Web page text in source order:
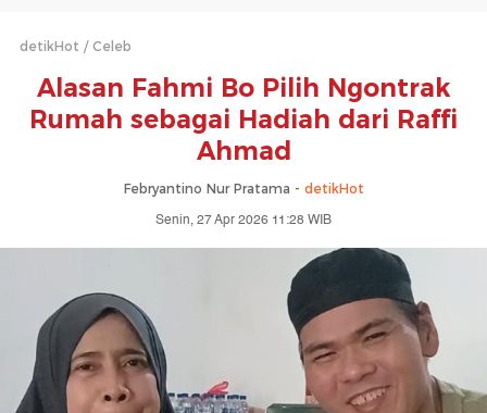
detikHot Celeb
Alasan Fahmi Bo Pilih Ngontrak
Rumah sebagai Hadiah dari Raffi
Ahmad
Febryantino Nur Pratama - detikHot
Senin, 27 Apr 2026 11:28 WIB